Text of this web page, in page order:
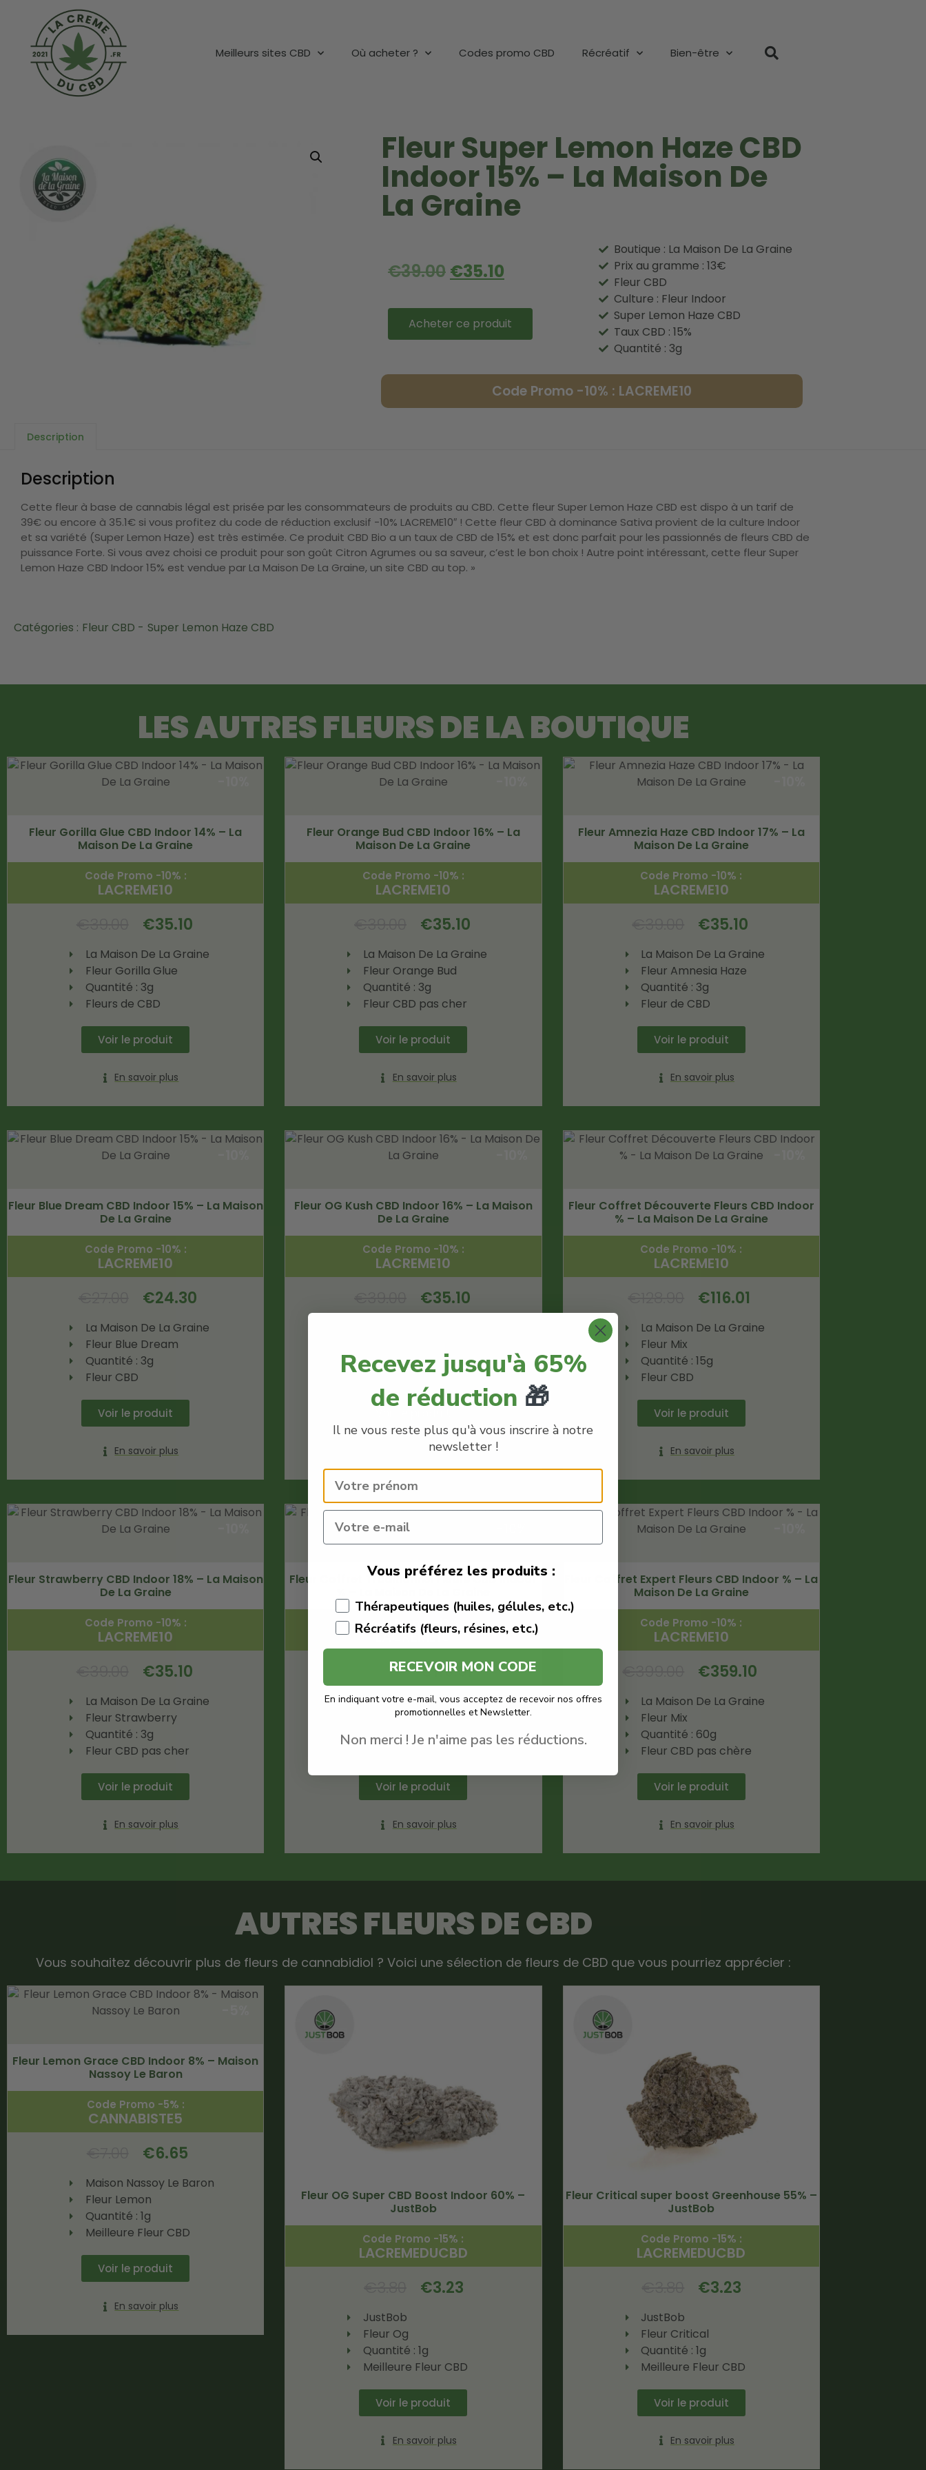
Meilleurs sites CBD Où acheter ? Codes promo CBD Récréatif Bien-être
Fleur Super Lemon Haze CBD
Indoor 15% – La Maison De
La Graine
€39.00 €35.10
Acheter ce produit
Boutique : La Maison De La Graine
Prix au gramme : 13€
Fleur CBD
Culture : Fleur Indoor
Super Lemon Haze CBD
Taux CBD : 15%
Quantité : 3g
Code Promo -10% : LACREME10
Description
Description
Cette fleur à base de cannabis légal est prisée par les consommateurs de produits au CBD. Cette fleur Super Lemon Haze CBD est dispo à un tarif de
39€ ou encore à 35.1€ si vous profitez du code de réduction exclusif -10% LACREME10″ ! Cette fleur CBD à dominance Sativa provient de la culture Indoor
et sa variété (Super Lemon Haze) est très estimée. Ce produit CBD Bio a un taux de CBD de 15% et est donc parfait pour les passionnés de fleurs CBD de
puissance Forte. Si vous avez choisi ce produit pour son goût Citron Agrumes ou sa saveur, c’est le bon choix ! Autre point intéressant, cette fleur Super
Lemon Haze CBD Indoor 15% est vendue par La Maison De La Graine, un site CBD au top. »
Catégories : Fleur CBD - Super Lemon Haze CBD
LES AUTRES FLEURS DE LA BOUTIQUE
Fleur Gorilla Glue CBD Indoor 14% – La
Maison De La Graine
Code Promo -10% :
LACREME10
€35.10
La Maison De La Graine
Fleur Gorilla Glue
Quantité : 3g
Fleurs de CBD
Voir le produit
En savoir plus
Fleur Orange Bud CBD Indoor 16% – La
Maison De La Graine
Code Promo -10% :
LACREME10
€35.10
La Maison De La Graine
Fleur Orange Bud
Quantité : 3g
Fleur CBD pas cher
Voir le produit
En savoir plus
Fleur Amnezia Haze CBD Indoor 17% – La
Maison De La Graine
Code Promo -10% :
LACREME10
€35.10
La Maison De La Graine
Fleur Amnesia Haze
Quantité : 3g
Fleur de CBD
Voir le produit
En savoir plus
Fleur Blue Dream CBD Indoor 15% – La Maison
De La Graine
Code Promo -10% :
LACREME10
€24.30
La Maison De La Graine
Fleur Blue Dream
Quantité : 3g
Fleur CBD
Voir le produit
En savoir plus
Fleur OG Kush CBD Indoor 16% – La Maison
De La Graine
Code Promo -10% :
LACREME10
€35.10
Quantité : 3g
Fleur CBD
En savoir plus
Fleur Coffret Découverte Fleurs CBD Indoor
% – La Maison De La Graine
Code Promo -10% :
LACREME10
€116.01
La Maison De La Graine
Fleur Mix
Quantité : 15g
Fleur CBD
Voir le produit
En savoir plus
Fleur Strawberry CBD Indoor 18% – La Maison
De La Graine
Code Promo -10% :
LACREME10
€35.10
La Maison De La Graine
Fleur Strawberry
Quantité : 3g
Fleur CBD pas cher
Voir le produit
En savoir plus
Fleur Coffret Traditionnel Fleurs CBD Indoor
Code Promo -10% :
LACREME10
128.90 €116.01
La Maison De La Graine
Fleur Mix
Quantité : 15g
Voir le produit
En savoir plus
Fleur Coffret Expert Fleurs CBD Indoor % – La
Maison De La Graine
Code Promo -10% :
LACREME10
€359.10
La Maison De La Graine
Fleur Mix
Quantité : 60g
Fleur CBD pas chère
Voir le produit
En savoir plus
AUTRES FLEURS DE CBD
Vous souhaitez découvrir plus de fleurs de cannabidiol ? Voici une sélection de fleurs de CBD que vous pourriez apprécier :
Fleur Lemon Grace CBD Indoor 8% – Maison
Nassoy Le Baron
Code Promo -5% :
CANNABISTE5
€6.65
Maison Nassoy Le Baron
Fleur Lemon
Quantité : 1g
Meilleure Fleur CBD
Voir le produit
En savoir plus
Fleur OG Super CBD Boost Indoor 60% –
JustBob
Code Promo -15% :
LACREMEDUCBD
€3.23
JustBob
Fleur Og
Quantité : 1g
Meilleure Fleur CBD
Voir le produit
En savoir plus
Fleur Critical super boost Greenhouse 55% –
JustBob
Code Promo -15% :
LACREMEDUCBD
€3.23
JustBob
Fleur Critical
Quantité : 1g
Meilleure Fleur CBD
Voir le produit
En savoir plus
Recevez jusqu'à 65%
de réduction 🎁
Il ne vous reste plus qu'à vous inscrire à notre
newsletter !
Vous préférez les produits :
Thérapeutiques (huiles, gélules, etc.)
Récréatifs (fleurs, résines, etc.)
RECEVOIR MON CODE
En indiquant votre e-mail, vous acceptez de recevoir nos offres
promotionnelles et Newsletter.
Non merci ! Je n'aime pas les réductions.